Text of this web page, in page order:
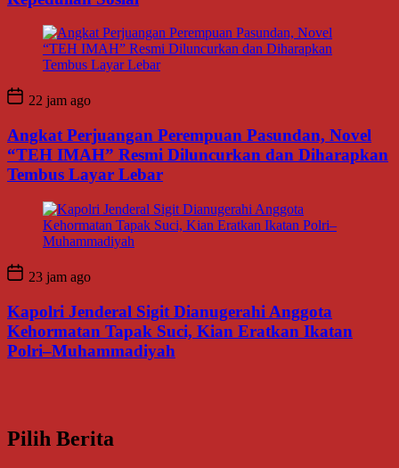
22 jam ago
Angkat Perjuangan Perempuan Pasundan, Novel
“TEH IMAH” Resmi Diluncurkan dan Diharapkan
Tembus Layar Lebar
23 jam ago
Kapolri Jenderal Sigit Dianugerahi Anggota
Kehormatan Tapak Suci, Kian Eratkan Ikatan
Polri–Muhammadiyah
Pilih Berita